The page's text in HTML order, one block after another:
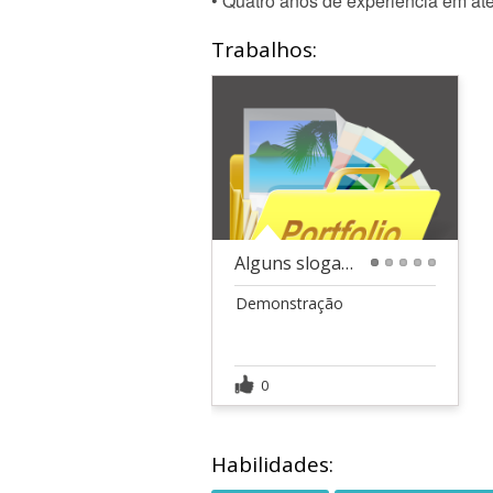
Trabalhos:
Alguns slogans
Demonstração
0
Habilidades: